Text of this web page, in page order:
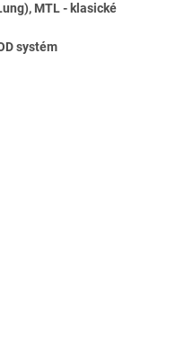
MTL - klasické
systém